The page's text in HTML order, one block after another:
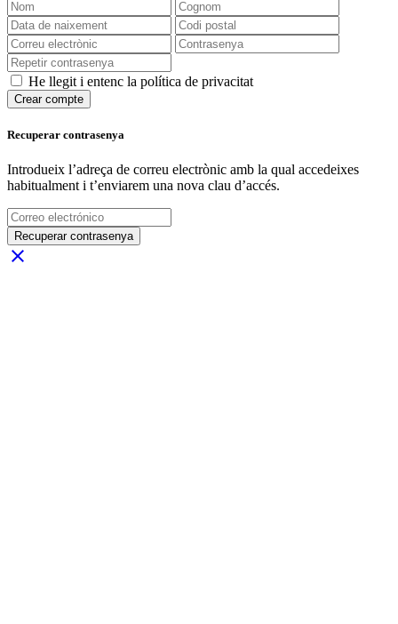
He llegit i entenc la política de privacitat
Crear compte
Recuperar contrasenya
Introdueix l’adreça de correu electrònic amb la qual accedeixes
habitualment i t’enviarem una nova clau d’accés.
Recuperar contrasenya
close